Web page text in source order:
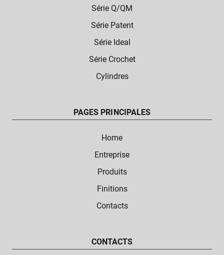
Série Q/QM
Série Patent
Série Ideal
Série Crochet
Cylindres
PAGES PRINCIPALES
Home
Entreprise
Produits
Finitions
Contacts
CONTACTS